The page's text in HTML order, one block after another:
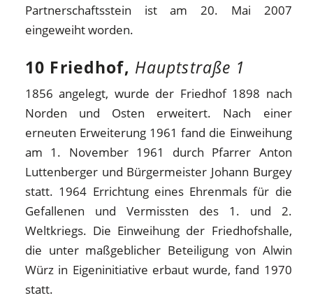
Partnerschaftsstein ist am 20. Mai 2007
eingeweiht worden.
10 Friedhof, Hauptstraße 1
1856 angelegt, wurde der Friedhof 1898 nach
Norden und Osten erweitert. Nach einer
erneuten Erweiterung 1961 fand die Einweihung
am 1. November 1961 durch Pfarrer Anton
Luttenberger und Bürgermeister Johann Burgey
statt. 1964 Errichtung eines Ehrenmals für die
Gefallenen und Vermissten des 1. und 2.
Weltkriegs. Die Einweihung der Friedhofshalle,
die unter maßgeblicher Beteiligung von Alwin
Würz in Eigeninitiative erbaut wurde, fand 1970
statt.